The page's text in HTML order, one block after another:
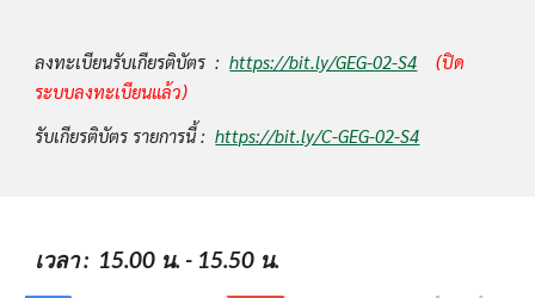
ลงทะเบียนรับเกียรติบัตร  : https://bit.ly/GEG-02-S4
(ปิด
ระบบลงทะเบียนแล้ว)
รับเกียรติบัตร รายการนี้ : https://bit.ly/C-GEG-02-S4
เวลา :  15.00 น. - 15.50 น.